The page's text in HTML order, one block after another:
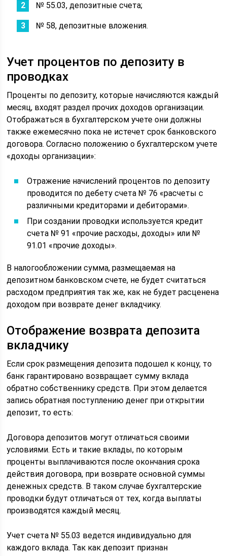
№ 55.03, депозитные счета;
№ 58, депозитные вложения.
Учет процентов по депозиту в
проводках
Проценты по депозиту, которые начисляются каждый
месяц, входят раздел прочих доходов организации.
Отображаться в бухгалтерском учете они должны
также ежемесячно пока не истечет срок банковского
договора. Согласно положению о бухгалтерском учете
«доходы организации»:
Отражение начислений процентов по депозиту
проводится по дебету счета № 76 «расчеты с
различными кредиторами и дебиторами».
При создании проводки используется кредит
счета № 91 «прочие расходы, доходы» или №
91.01 «прочие доходы».
В налогообложении сумма, размещаемая на
депозитном банковском счете, не будет считаться
расходом предприятия так же, как не будет расценена
доходом при возврате денег вкладчику.
Отображение возврата депозита
вкладчику
Если срок размещения депозита подошел к концу, то
банк гарантировано возвращает сумму вклада
обратно собственнику средств. При этом делается
запись обратная поступлению денег при открытии
депозит, то есть:
Договора депозитов могут отличаться своими
условиями. Есть и такие вклады, по которым
проценты выплачиваются после окончания срока
действия договора, при возврате основной суммы
денежных средств. В таком случае бухгалтерские
проводки будут отличаться от тех, когда выплаты
производятся каждый месяц.
Учет счета № 55.03 ведется индивидуально для
каждого вклада. Так как депозит признан